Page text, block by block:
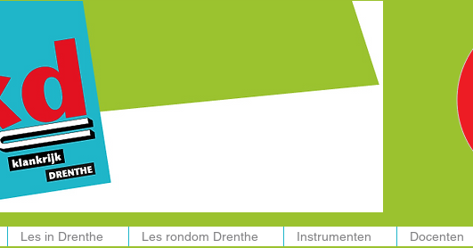
Les in Drenthe Les rondom Drenthe Instrumenten Docenten